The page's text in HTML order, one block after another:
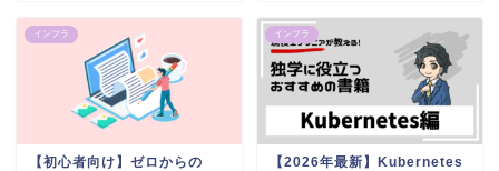
インフラ
【初心者向け】ゼロからの
インフラ
【2026年最新】Kubernetes